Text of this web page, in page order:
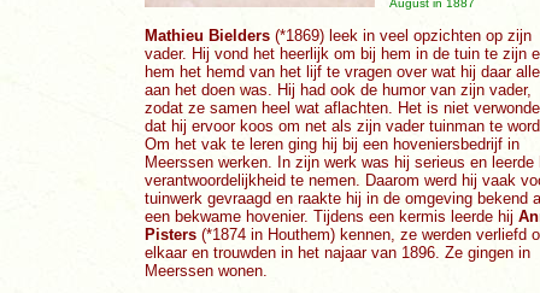
August in 1887
Mathieu Bielders (*1869) leek in veel opzichten op zijn
vader. Hij vond het heerlijk om bij hem in de tuin te zijn
hem het hemd van het lijf te vragen over wat hij daar
aan het doen was. Hij had ook de humor van zijn vader,
zodat ze samen heel wat aflachten. Het is niet
dat hij ervoor koos om net als zijn vader tuinman te
Om het vak te leren ging hij bij een hoveniersbedrijf in
Meerssen werken. In zijn werk was hij serieus en leerde
verantwoordelijkheid te nemen. Daarom werd hij vaak
tuinwerk gevraagd en raakte hij in de omgeving bekend
een bekwame hovenier. Tijdens een kermis leerde hij
Pisters (*1874 in Houthem) kennen, ze werden verliefd
elkaar en trouwden in het najaar van 1896. Ze gingen in
Meerssen wonen.